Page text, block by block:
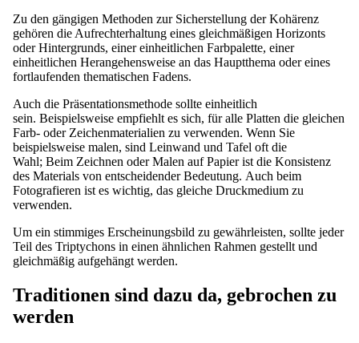
Zu den gängigen Methoden zur Sicherstellung der Kohärenz
gehören die Aufrechterhaltung eines gleichmäßigen Horizonts
oder Hintergrunds, einer einheitlichen Farbpalette, einer
einheitlichen Herangehensweise an das Hauptthema oder eines
fortlaufenden thematischen Fadens.
Auch die Präsentationsmethode sollte einheitlich
sein. Beispielsweise empfiehlt es sich, für alle Platten die gleichen
Farb- oder Zeichenmaterialien zu verwenden. Wenn Sie
beispielsweise malen, sind Leinwand und Tafel oft die
Wahl; Beim Zeichnen oder Malen auf Papier ist die Konsistenz
des Materials von entscheidender Bedeutung. Auch beim
Fotografieren ist es wichtig, das gleiche Druckmedium zu
verwenden.
Um ein stimmiges Erscheinungsbild zu gewährleisten, sollte jeder
Teil des Triptychons in einen ähnlichen Rahmen gestellt und
gleichmäßig aufgehängt werden.
Traditionen sind dazu da, gebrochen zu
werden